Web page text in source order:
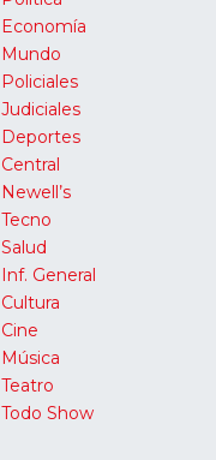
Economía
Mundo
Policiales
Judiciales
Deportes
Central
Newell’s
Tecno
Salud
Inf. General
Cultura
Cine
Música
Teatro
Todo Show